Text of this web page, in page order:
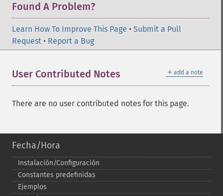
Found A Problem?
Learn How To Improve This Page • Submit a Pull
Request • Report a Bug
＋ add a note
User Contributed Notes
There are no user contributed notes for this page.
Fecha/Hora
Instalación/Configuración
Constantes predefinidas
Ejemplos